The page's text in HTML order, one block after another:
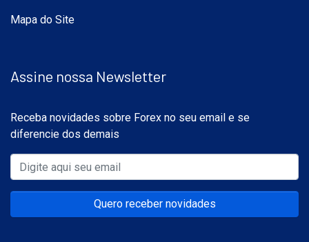
Mapa do Site
Assine nossa Newsletter
Receba novidades sobre Forex no seu email e se
diferencie dos demais
Quero receber novidades